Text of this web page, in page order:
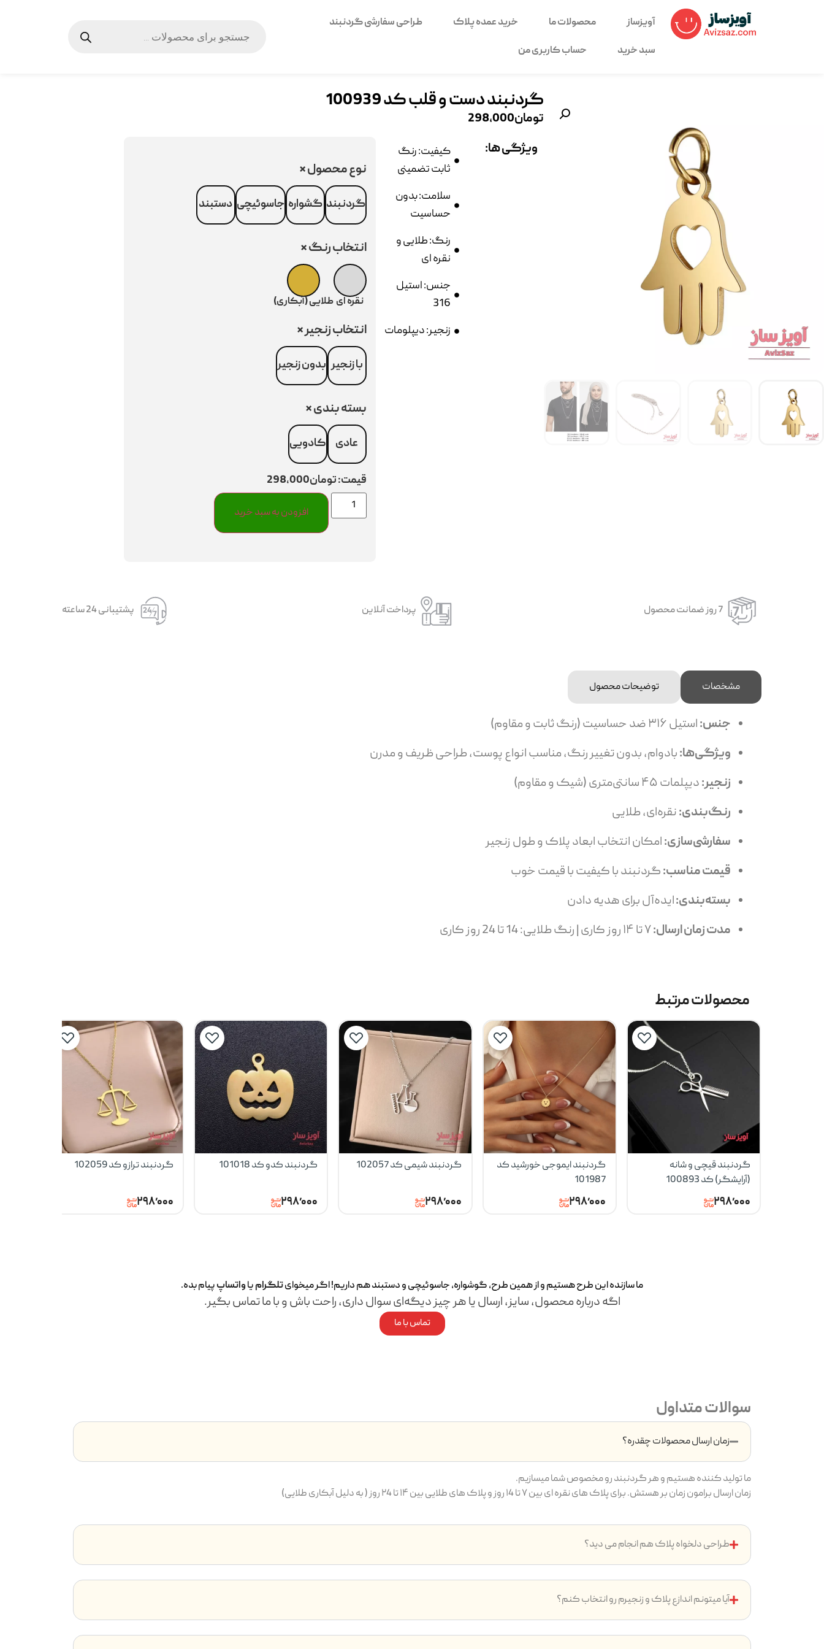
آویزساز محصولات ما خرید عمده پلاک طراحی سفارشی گردنبند
سبد خرید حساب کاربری من
گردنبند دست و قلب کد 100939
تومان298,000
ویژگی ها:
کیفیت: رنگ
ثابت تضمینی
سلامت: بدون
حساسیت
رنگ: طلایی و
نقره ای
جنس: استیل
316
زنجیر: دیپلومات
نوع محصول*
گردنبند گشواره جاسوئیچی دستبند
انتخاب رنگ*
نقره ای طلایی (آبکاری)
انتخاب زنجیر*
با زنجیر بدون زنجیر
بسته بندی*
عادی کادویی
قیمت:تومان298,000
افزودن به سبد خرید
7 روز ضمانت محصول پرداخت آنلاین پشتیبانی 24 ساعته
مشخصات توضیحات محصول
جنس:استیل ۳۱۶ ضد حساسیت (رنگ ثابت و مقاوم)
ویژگی‌ها:بادوام، بدون تغییر رنگ، مناسب انواع پوست، طراحی ظریف و مدرن
زنجیر:دیپلمات ۴۵ سانتی‌متری (شیک و مقاوم)
رنگ‌بندی:نقره‌ای، طلایی
سفارشی‌سازی:امکان انتخاب ابعاد پلاک و طول زنجیر
قیمت مناسب:گردنبند با کیفیت با قیمت خوب
بسته‌بندی:ایده‌آل برای هدیه دادن
مدت زمان ارسال:
محصولات مرتبط
گردنبند قیچی و شانه
(آرایشگر) کد 100893
۲۹۸٬۰۰۰
گردنبند ایموجی خورشید کد
101987
۲۹۸٬۰۰۰
گردنبند شیمی کد 102057
۲۹۸٬۰۰۰
گردنبند کدو کد 101018
۲۹۸٬۰۰۰
گردنبند ترازو کد 102059
۲۹۸٬۰۰۰
ما سازنده این طرح‌ هستیم و از همین طرح، گوشواره، جاسوئیچی و دستبند هم داریم! اگر میخوایتلگرامیاواتساپپیام بده.
اگه درباره محصول، سایز، ارسال یا هر چیز دیگه‌ای سوال داری، راحت باش و با ما تماس بگیر.
تماس با ما
سوالات متداول
زمان ارسال محصولات چقدره؟
ما تولید کننده هستیم و هر گردنبند رو مخصوص شما میسازیم.
زمان ارسال برامون زمان بر هستش. برای پلاک های نقره ای بین ۷ تا ۱4 روز و پلاک های طلایی بین ۱۴ تا ۲4 روز ( به دلیل آبکاری طلایی)
طراحی دلخواه پلاک هم انجام می دید؟
آیا میتونم اندازع پلاک و زنجیرم رو انتخاب کنم؟